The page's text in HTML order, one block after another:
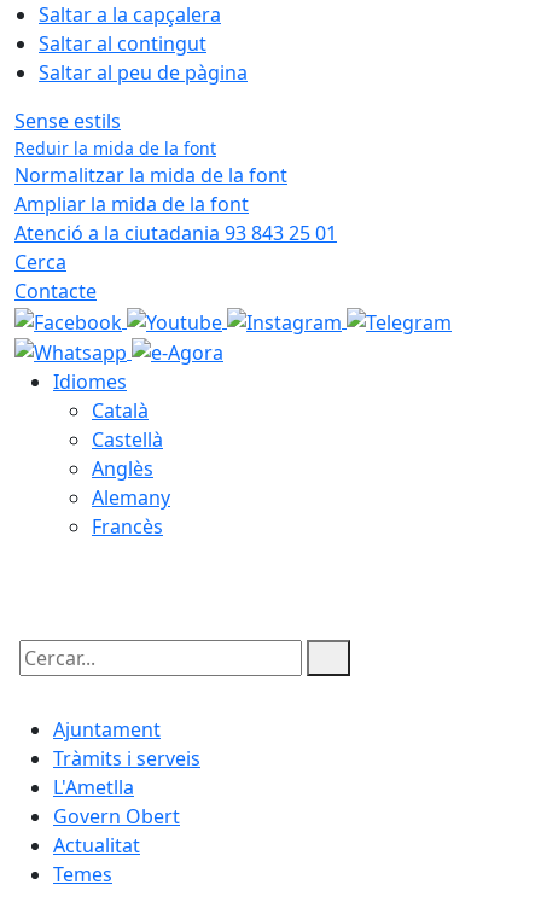
Saltar a la capçalera
Saltar al contingut
Saltar al peu de pàgina
Sense estils
Reduir la mida de la font
Normalitzar la mida de la font
Ampliar la mida de la font
Atenció a la ciutadania 93 843 25 01
Cerca
Contacte
Idiomes
Català
Castellà
Anglès
Alemany
Francès
Cercar:
Ajuntament
Tràmits i serveis
L'Ametlla
Govern Obert
Actualitat
Temes